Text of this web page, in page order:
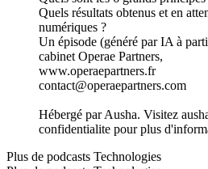
Et ce n’est pas tout.
Certaines séries sont co-
ChatGPT) pour expérimenter
Abonnez-vous pour découvrir
DSI/votre Tech une vraie force
entreprise.
Hébergé par Ausha. Visitez
confidentialite pour plus